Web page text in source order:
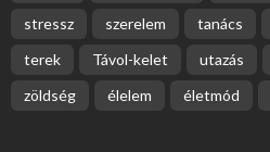
stressz
szerelem tanács
terek
Távol-kelet utazás
zöldség
élelem életmód